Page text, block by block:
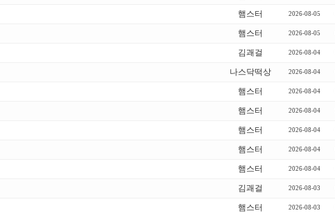
햄스터 2026-08-05
햄스터 2026-08-05
김괘걸 2026-08-04
나스닥떡상 2026-08-04
햄스터 2026-08-04
햄스터 2026-08-04
햄스터 2026-08-04
햄스터 2026-08-04
햄스터 2026-08-04
김괘걸 2026-08-03
햄스터 2026-08-03